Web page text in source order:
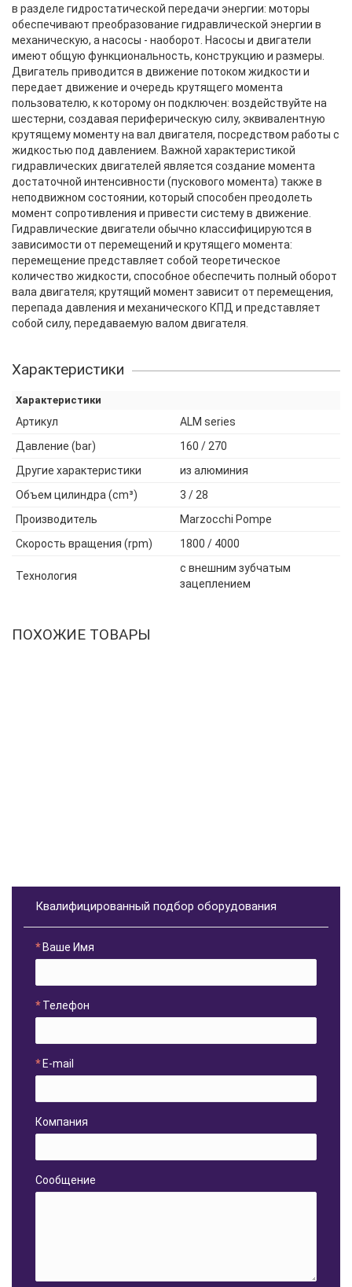
в разделе гидростатической передачи энергии: моторы
обеспечивают преобразование гидравлической энергии в
механическую, а насосы - наоборот. Насосы и двигатели
имеют общую функциональность, конструкцию и размеры.
Двигатель приводится в движение потоком жидкости и
передает движение и очередь крутящего момента
пользователю, к которому он подключен: воздействуйте на
шестерни, создавая периферическую силу, эквивалентную
крутящему моменту на вал двигателя, посредством работы с
жидкостью под давлением. Важной характеристикой
гидравлических двигателей является создание момента
достаточной интенсивности (пускового момента) также в
неподвижном состоянии, который способен преодолеть
момент сопротивления и привести систему в движение.
Гидравлические двигатели обычно классифицируются в
зависимости от перемещений и крутящего момента:
перемещение представляет собой теоретическое
количество жидкости, способное обеспечить полный оборот
вала двигателя; крутящий момент зависит от перемещения,
перепада давления и механического КПД и представляет
собой силу, передаваемую валом двигателя.
Характеристики
Характеристики
Артикул
ALM series
Давление (bar)
160 / 270
Другие характеристики
из алюминия
Объем цилиндра (cm³)
3 / 28
Производитель
Marzocchi Pompe
Скорость вращения (rpm)
1800 / 4000
Технология
с внешним зубчатым
зацеплением
ПОХОЖИЕ ТОВАРЫ
Квалифицированный подбор оборудования
Ваше Имя
Телефон
E-mail
Компания
Сообщение